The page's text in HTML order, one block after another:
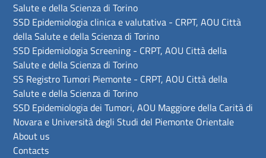
Salute e della Scienza di Torino
SSD Epidemiologia clinica e valutativa - CRPT, AOU Città
della Salute e della Scienza di Torino
SSD Epidemiologia Screening - CRPT, AOU Città della
Salute e della Scienza di Torino
SS Registro Tumori Piemonte - CRPT, AOU Città della
Salute e della Scienza di Torino
SSD Epidemiologia dei Tumori, AOU Maggiore della Carità di
Novara e Università degli Studi del Piemonte Orientale
About us
Contacts